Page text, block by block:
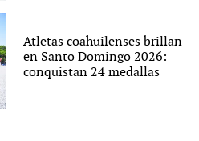
Atletas coahuilenses brillan
en Santo Domingo 2026:
conquistan 24 medallas